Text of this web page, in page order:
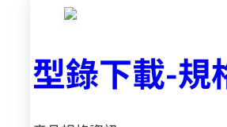
型錄下載-規